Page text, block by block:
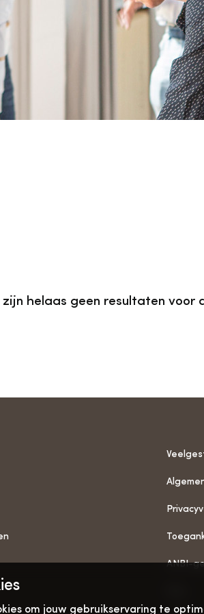
om jouw gebruikservaring te
vrijwilligers
Onze
zijn helaas geen resultaten voor
ANBI-